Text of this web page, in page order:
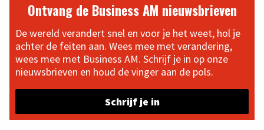
Ontvang de Business AM nieuwsbrieven
De wereld verandert snel en voor je het weet, hol je
achter de feiten aan. Wees mee met verandering,
wees mee met Business AM. Schrijf je in op onze
nieuwsbrieven en houd de vinger aan de pols.
Schrijf je in